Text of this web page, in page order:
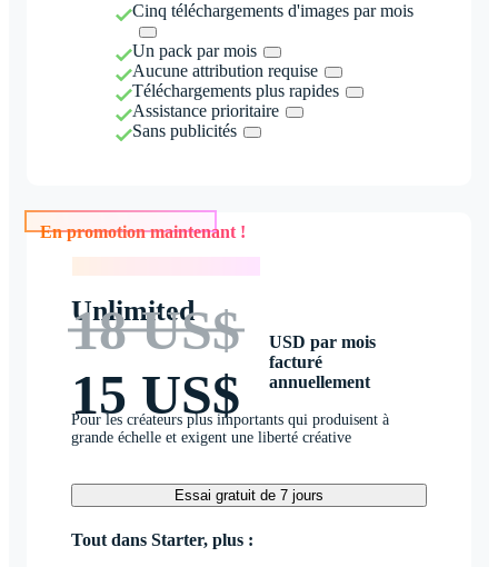
Cinq téléchargements d'images par mois
Un pack par mois
Aucune attribution requise
Téléchargements plus rapides
Assistance prioritaire
Sans publicités
En promotion maintenant !
Unlimited
18 US$
15 US$
USD par mois
facturé
annuellement
Pour les créateurs plus importants qui produisent à
grande échelle et exigent une liberté créative
Essai gratuit de 7 jours
Tout dans Starter, plus :